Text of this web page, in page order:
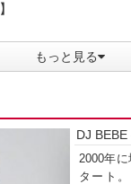
もっと見る
DJ
2000年
タート